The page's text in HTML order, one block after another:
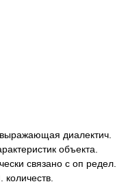
диалектич.
объекта.
связано с оп редел.